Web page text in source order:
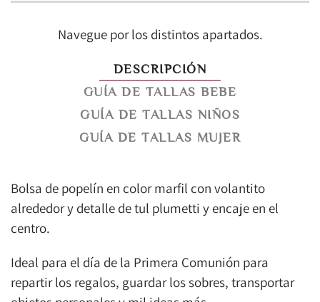
Navegue por los distintos apartados.
DESCRIPCIÓN
GUÍA DE TALLAS BEBE
GUÍA DE TALLAS NIÑOS
GUÍA DE TALLAS MUJER
Bolsa de popelín en color marfil con volantito
alrededor y detalle de tul plumetti y encaje en el
centro.
Ideal para el día de la Primera Comunión para
repartir los regalos, guardar los sobres, transportar